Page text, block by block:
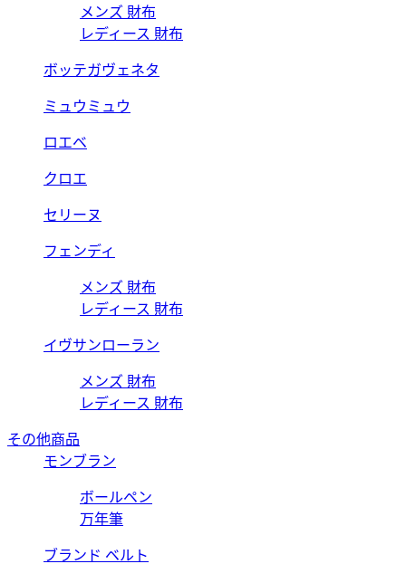
メンズ 財布
レディース 財布
ボッテガヴェネタ
ミュウミュウ
ロエベ
クロエ
セリーヌ
フェンディ
メンズ 財布
レディース 財布
イヴサンローラン
メンズ 財布
レディース 財布
その他商品
モンブラン
ボールペン
万年筆
ブランド ベルト